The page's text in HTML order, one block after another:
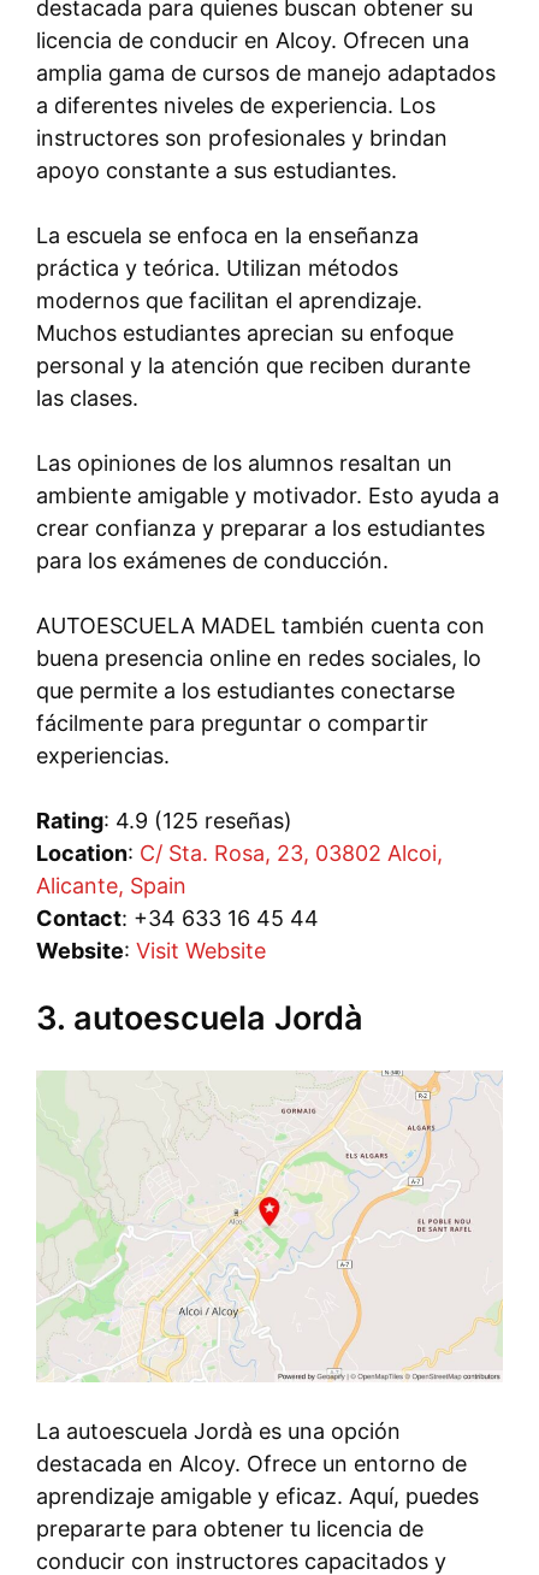
destacada para quienes buscan obtener su
licencia de conducir en Alcoy. Ofrecen una
amplia gama de cursos de manejo adaptados
a diferentes niveles de experiencia. Los
instructores son profesionales y brindan
apoyo constante a sus estudiantes.
La escuela se enfoca en la enseñanza
práctica y teórica. Utilizan métodos
modernos que facilitan el aprendizaje.
Muchos estudiantes aprecian su enfoque
personal y la atención que reciben durante
las clases.
Las opiniones de los alumnos resaltan un
ambiente amigable y motivador. Esto ayuda a
crear confianza y preparar a los estudiantes
para los exámenes de conducción.
AUTOESCUELA MADEL también cuenta con
buena presencia online en redes sociales, lo
que permite a los estudiantes conectarse
fácilmente para preguntar o compartir
experiencias.
Rating: 4.9 (125 reseñas)
Location: C/ Sta. Rosa, 23, 03802 Alcoi,
Alicante, Spain
Contact: +34 633 16 45 44
Website: Visit Website
3. autoescuela Jordà
La autoescuela Jordà es una opción
destacada en Alcoy. Ofrece un entorno de
aprendizaje amigable y eficaz. Aquí, puedes
prepararte para obtener tu licencia de
conducir con instructores capacitados y